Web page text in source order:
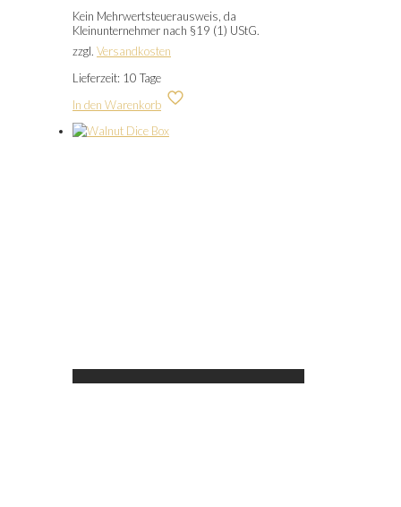
Kein Mehrwertsteuerausweis, da
Kleinunternehmer nach §19 (1) UStG.
zzgl. Versandkosten
Lieferzeit: 10 Tage
In den Warenkorb